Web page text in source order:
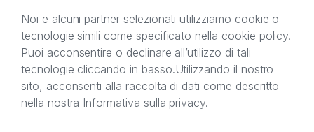
Il presente sito web è di proprietà di StreetLib S.r.l.
C.F. e P.IVA 05338720963. StreetLib S.r.l. è
titolare di tutti i diritti di proprietà intellettuale
afferenti ai marchi, loghi e segni distintivi presenti
sul sito web. Si invita l’utente a prendere visione
Noi e alcuni partner selezionati utilizziamo cookie o
tecnologie simili come specificato nella cookie policy.
Puoi acconsentire o declinare all’utilizzo di tali
tecnologie cliccando in basso.Utilizzando il nostro
sito, acconsenti alla raccolta di dati come descritto
nella nostra Informativa sulla privacy.